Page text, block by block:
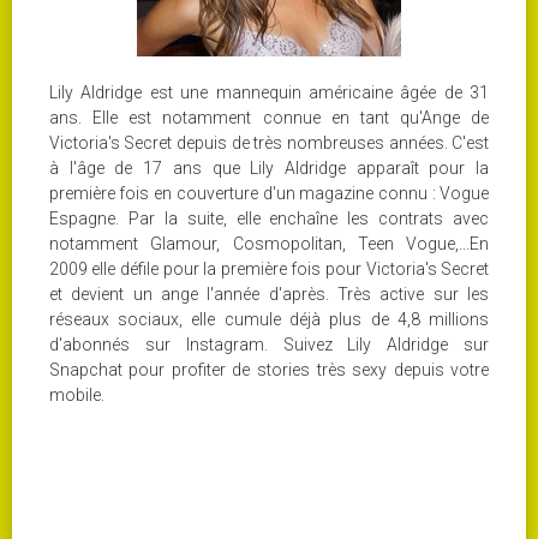
Lily Aldridge est une mannequin américaine âgée de 31
ans. Elle est notamment connue en tant qu'Ange de
Victoria's Secret depuis de très nombreuses années. C'est
à l'âge de 17 ans que Lily Aldridge apparaît pour la
première fois en couverture d'un magazine connu : Vogue
Espagne. Par la suite, elle enchaîne les contrats avec
notamment Glamour, Cosmopolitan, Teen Vogue,...En
2009 elle défile pour la première fois pour Victoria's Secret
et devient un ange l'année d'après. Très active sur les
réseaux sociaux, elle cumule déjà plus de 4,8 millions
d'abonnés sur Instagram. Suivez Lily Aldridge sur
Snapchat pour profiter de stories très sexy depuis votre
mobile.